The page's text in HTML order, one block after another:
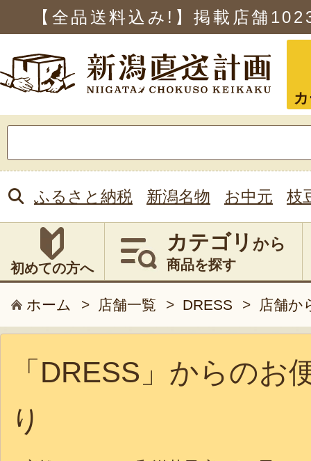
【全品送料込み!】掲載店舗
索:
ふるさと納税 新潟名物 お中元 枝
初めての方へ
カテゴリ から
商品を探す
ホーム > 店舗一覧 > DRESS > 店舗か
「DRESS」からのお
り